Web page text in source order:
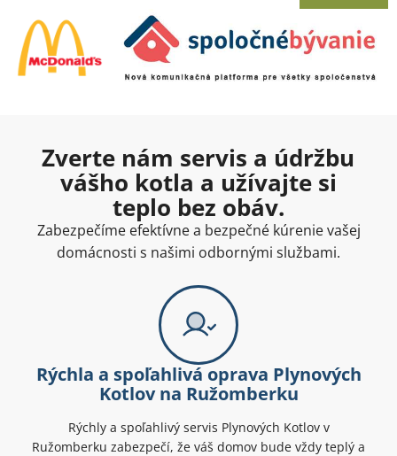
Zverte nám servis a údržbu
vášho kotla a užívajte si
teplo bez obáv.
Zabezpečíme efektívne a bezpečné kúrenie vašej
domácnosti s našimi odbornými službami.
Rýchla a spoľahlivá oprava Plynových
Kotlov na Ružomberku
Rýchly a spoľahlivý servis Plynových Kotlov v
Ružomberku zabezpečí, že váš domov bude vždy teplý a